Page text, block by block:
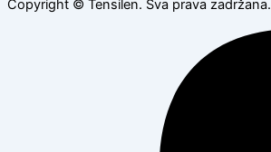
Copyright © Tensilen. Sva prava zadržana.